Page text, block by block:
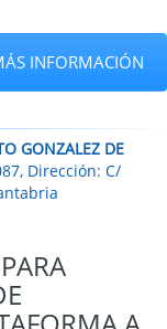
INFORMACIÓN
GONZALEZ DE
Dirección: C/